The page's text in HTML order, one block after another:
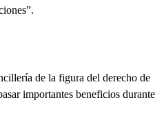
de la figura del derecho de
importantes beneficios durante